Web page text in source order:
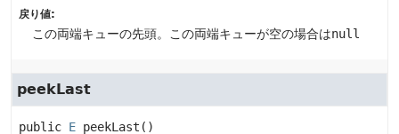
戻り値:
この両端キューの先頭。この両端キューが空の場合はnull
peekLast
public E peekLast ()